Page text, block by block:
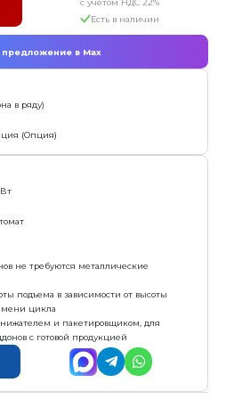
Получить предложение в
4 кВт
"одна кнопка"
эффективно
площадь транспортировочного